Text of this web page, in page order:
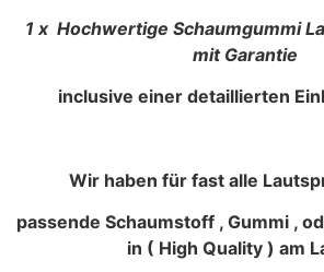
1 x Hochwertige Schaumgummi
mit Garantie
inclusive einer detaillierten
Wir haben für fast alle
passende Schaumstoff , Gummi ,
in ( High Quality ) am